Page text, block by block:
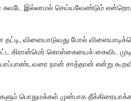
சுவடே இல்லாமல் செய்யவேண்டும்
விளையாடுவது போல்
கிரான்மெர் கொள்கையைக் கைவிட
நான் சாத்தான் என்று
பொதுமக்கள் முன்பாக